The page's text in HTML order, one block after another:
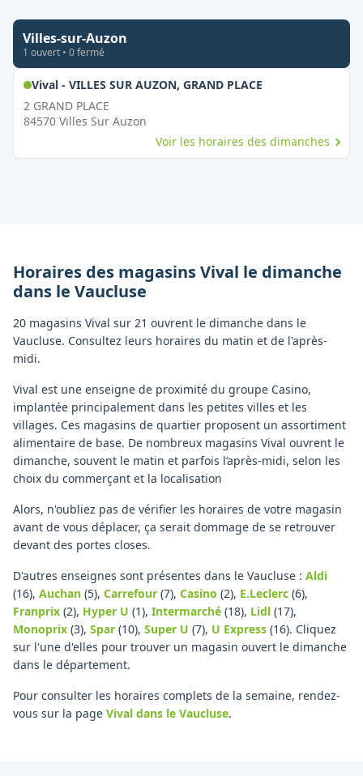
Villes-sur-Auzon
1 ouvert • 0fermé
Vival - VILLES SUR AUZON, GRAND PLACE,
2 GRAND PLACE
84570 Villes Sur Auzon
Voir les horaires des dimanches
Horaires des magasinsVival le dimanche
dans le Vaucluse
20 magasins Vival sur 21 ouvrent le dimanche dans le
Vaucluse. Consultez leurs horaires du matin et de l'après-
midi.
Vival est une enseigne de proximité du groupe Casino,
implantée principalement dans les petites villes et les
villages. Ces magasins de quartier proposent un assortiment
alimentaire de base. De nombreux magasins Vival ouvrent le
dimanche, souvent le matin et parfois l’après-midi, selon les
choix du commerçant et la localisation
Alors, n'oubliez pas de vérifier les horaires de votre magasin
avant de vous déplacer, ça serait dommage de se retrouver
devant des portes closes.
D'autres enseignes sont présentes dans le Vaucluse : Aldi
(16), Auchan (5), Carrefour (7), Casino (2), E.Leclerc (6),
Franprix (2), Hyper U (1), Intermarché (18), Lidl (17),
Monoprix (3), Spar (10), Super U (7), U Express (16). Cliquez
sur l'une d'elles pour trouver un magasin ouvert le dimanche
dans le département.
Pour consulter les horaires complets de la semaine, rendez-
vous sur la page Vival dans le Vaucluse.